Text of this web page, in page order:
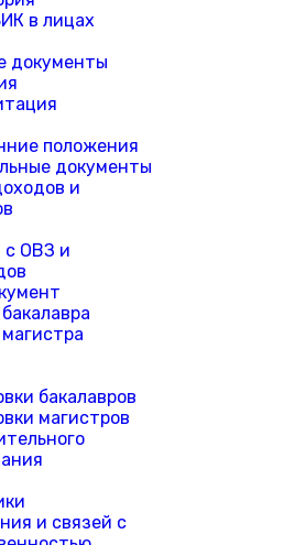
в лицах
документы
положения
документы
и
с ОВЗ и
бакалавров
магистров
и связей с